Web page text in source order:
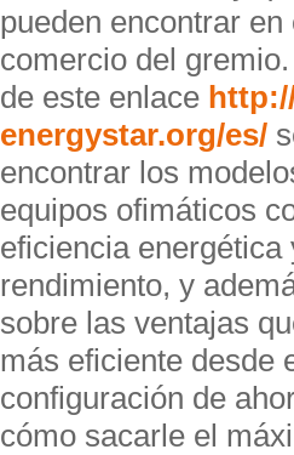
pueden encontrar en
comercio del
de este enlace
energystar.org/es/
encontrar los
equipos ofimáticos
eficiencia
rendimiento, y
sobre las ventajas
más eficiente desde
configuración de
cómo sacarle el